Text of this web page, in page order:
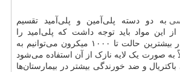
به دو دسته پلی‌آمین و پلی‌آمید تقسیم
این مواد باید توجه داشت که پلی‌امید را
نمی‌شود قطر داد و در بیشترین حالت تا ۱۰۰۰ میکرون می‌توانیم به
به صورت یک لایه نازک از آن استفاده می‌شود
و ضد خورندگی بیشتر در بیمارستان‌ها